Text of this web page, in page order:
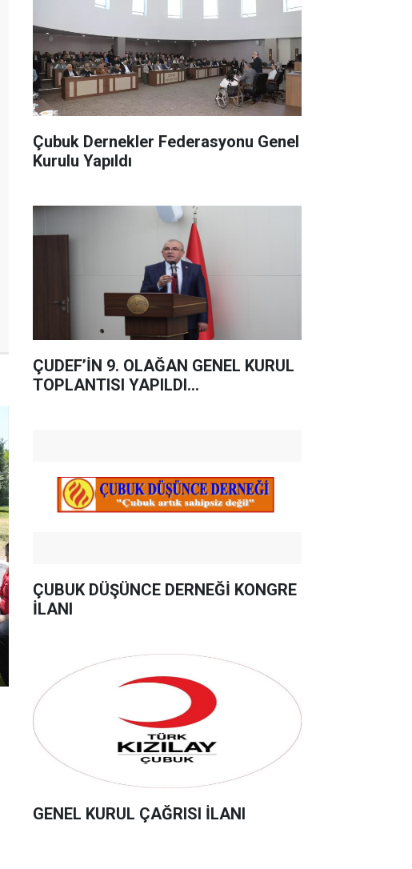
Çubuk Dernekler Federasyonu Genel
Kurulu Yapıldı
ÇUDEF’İN 9. OLAĞAN GENEL KURUL
TOPLANTISI YAPILDI...
ÇUBUK DÜŞÜNCE DERNEĞİ KONGRE
İLANI
GENEL KURUL ÇAĞRISI İLANI